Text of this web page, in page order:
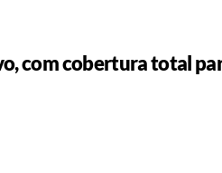
com cobertura total